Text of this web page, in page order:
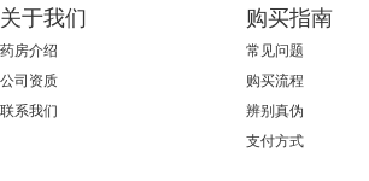
关于我们
药房介绍
公司资质
联系我们
购买指南
常见问题
购买流程
辨别真伪
支付方式